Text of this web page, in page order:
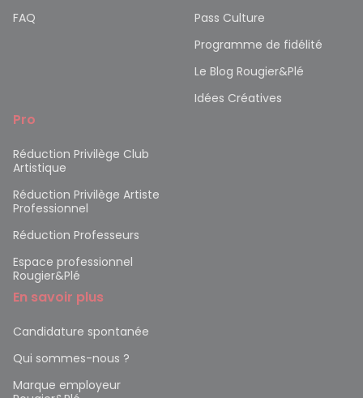
FAQ
Pass Culture
Programme de fidélité
Le Blog Rougier&Plé
Idées Créatives
Pro
Réduction Privilège Club
Artistique
Réduction Privilège Artiste
Professionnel
Réduction Professeurs
Espace professionnel
Rougier&Plé
En savoir plus
Candidature spontanée
Qui sommes-nous ?
Marque employeur